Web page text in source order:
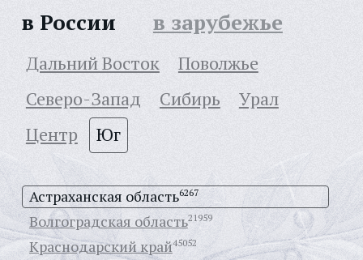
в России в зарубежье
Дальний Восток
Поволжье
Северо-Запад
Сибирь
Урал
Центр
Юг
Астраханская область6267
Волгоградская область21959
Краснодарский край45052